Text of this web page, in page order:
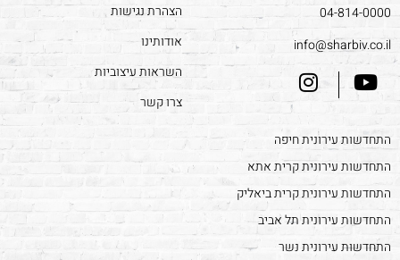
04-814-0000
info@sharbiv.co.il
הצהרת נגישות
אודותינו
השראות עיצוביות
צרו קשר
התחדשות עירונית חיפה
התחדשות עירונית קרית אתא
התחדשות עירונית קרית ביאליק
התחדשות עירונית תל אביב
התחדשות עירונית נשר